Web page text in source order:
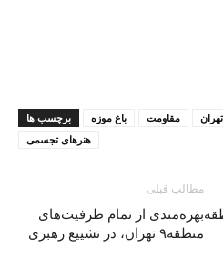
برچسب ها باغ موزه مقاومت
هنرهای تجسمی
مطالب قبلی
بهره‌مندی از تمام ظرفیت‌های
منطقه۹ تهران، در تشییع رهبری